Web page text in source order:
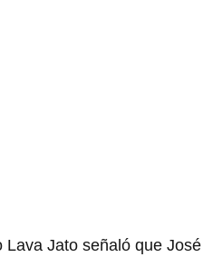
Lava Jato señaló que José